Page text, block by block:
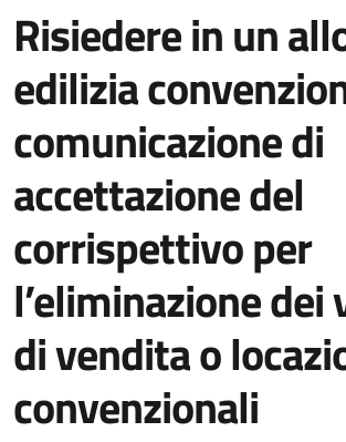
Risiedere in un
edilizia
comunicazione di
accettazione del
corrispettivo per
l’eliminazione dei
di vendita o
convenzionali